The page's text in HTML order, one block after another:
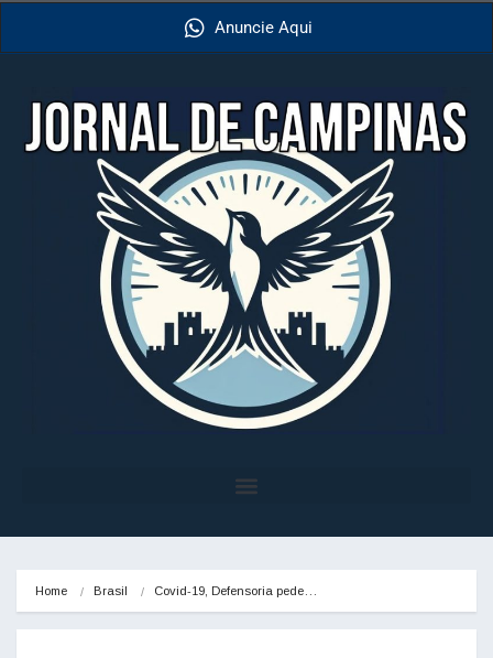
Anuncie Aqui
Home Brasil Covid-19, Defensoria pede…